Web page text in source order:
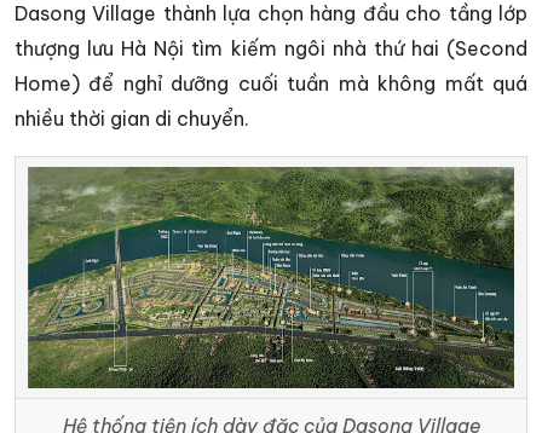
Dasong Village thành lựa chọn hàng đầu cho tầng lớp
thượng lưu Hà Nội tìm kiếm ngôi nhà thứ hai (Second
Home) để nghỉ dưỡng cuối tuần mà không mất quá
nhiều thời gian di chuyển.
Hệ thống tiện ích dày đặc của Dasong Village